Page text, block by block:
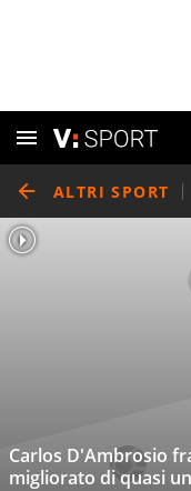
ALTRI SPORT
Carlos D'Ambrosio
migliorato di quasi